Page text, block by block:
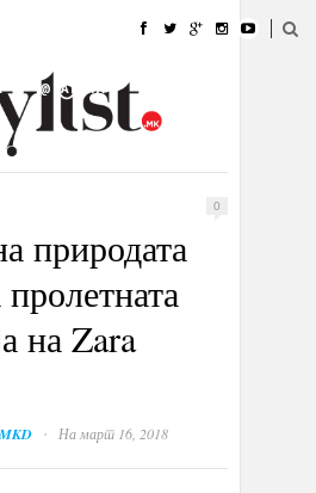
УБАВИНА
@РАБОТА
0
природата
на Zara
· На март 16, 2018